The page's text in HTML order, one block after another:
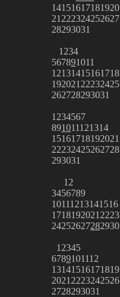
14151617181920
21 222324252627
28293031
1 234
567891011
12131415161718
192021 22232425
262728293031
1 234567
891011121314
15161718192021
22232425262728
293031
1 2
3456789
10111213141516
1718192021 2223
24252627282930
1 2345
6789101112
13141516171819
2021 2223242526
2728293031